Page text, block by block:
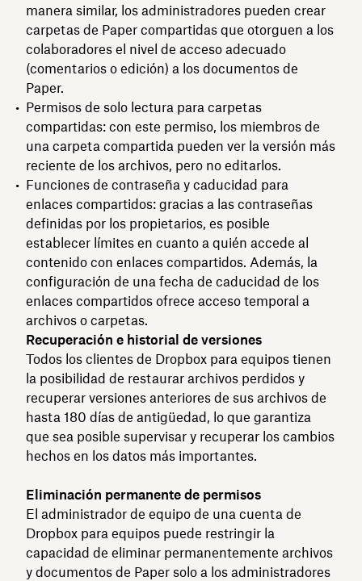
manera similar, los administradores pueden crear
carpetas de Paper compartidas que otorguen a los
colaboradores el nivel de acceso adecuado
(comentarios o edición) a los documentos de
Paper.
Permisos de solo lectura para carpetas
compartidas: con este permiso, los miembros de
una carpeta compartida pueden ver la versión más
reciente de los archivos, pero no editarlos.
Funciones de contraseña y caducidad para
enlaces compartidos: gracias a las contraseñas
definidas por los propietarios, es posible
establecer límites en cuanto a quién accede al
contenido con enlaces compartidos. Además, la
configuración de una fecha de caducidad de los
enlaces compartidos ofrece acceso temporal a
archivos o carpetas.
Recuperación e historial de versiones
Todos los clientes de Dropbox para equipos tienen
la posibilidad de restaurar archivos perdidos y
recuperar versiones anteriores de sus archivos de
hasta 180 días de antigüedad, lo que garantiza
que sea posible supervisar y recuperar los cambios
hechos en los datos más importantes.
Eliminación permanente de permisos
El administrador de equipo de una cuenta de
Dropbox para equipos puede restringir la
capacidad de eliminar permanentemente archivos
y documentos de Paper solo a los administradores